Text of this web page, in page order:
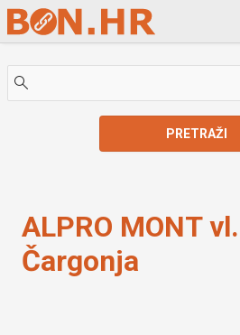
Skip to Main Content
PRETRAŽI
ALPRO MONT
Čargonja